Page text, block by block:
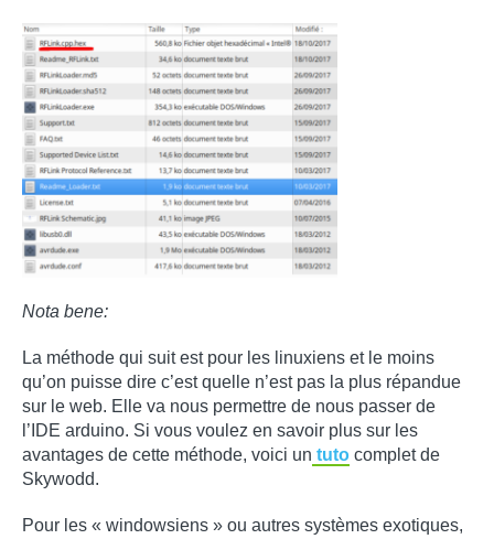
Nota bene:
La méthode qui suit est pour les linuxiens et le moins
qu’on puisse dire c’est quelle n’est pas la plus répandue
sur le web. Elle va nous permettre de nous passer de
l’IDE arduino. Si vous voulez en savoir plus sur les
avantages de cette méthode, voici un tuto complet de
Skywodd.
Pour les « windowsiens » ou autres systèmes exotiques,